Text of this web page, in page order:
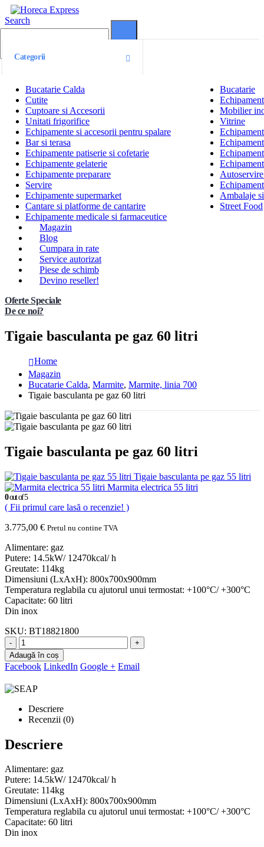
Search
Categorii
Bucatarie Calda
Bucatarie
Cutite
Cuptoare si Accesorii
Mobilier
Unitati frigorifice
Vitrine
Echipamente si accesorii pentru spalare
Bar si terasa
Echipamente patiserie si cofetarie
Echipamente gelaterie
Echipamente preparare
Servire
Echipamente supermarket
Ambalaje
Cantare si platforme de cantarire
Street Food
Echipamente medicale si farmaceutice
Magazin
Blog
Cumpara in rate
Service autorizat
Piese de schimb
Devino reseller!
Oferte Speciale
De ce noi?
Tigaie basculanta pe gaz 60 litri
Home
Magazin
Bucatarie Calda, Marmite, Marmite, linia 700
Tigaie basculanta pe gaz 60 litri
Tigaie basculanta pe gaz 60 litri
Tigaie basculanta pe gaz 55 litri
Marmita electrica 55 litri
0out of 5
( Fii primul care lasă o recenzie! )
3.775,00 € Pretul nu contine TVA
Alimentare: gaz
Putere: 14.5kW/ 12470kcal/ h
Greutate: 114kg
Dimensiuni (LxAxH): 800x700x900mm
Temperatura reglabila cu ajutorul unui termostat: +100°C/ +300°C
Capacitate: 60 litri
Din inox
SKU: BT18821800
-
+
Adaugă în coș
Facebook LinkedIn Google + Email
Descriere
Recenzii (0)
Descriere
Alimentare: gaz
Putere: 14.5kW/ 12470kcal/ h
Greutate: 114kg
Dimensiuni (LxAxH): 800x700x900mm
Temperatura reglabila cu ajutorul unui termostat: +100°C/ +300°C
Capacitate: 60 litri
Din inox